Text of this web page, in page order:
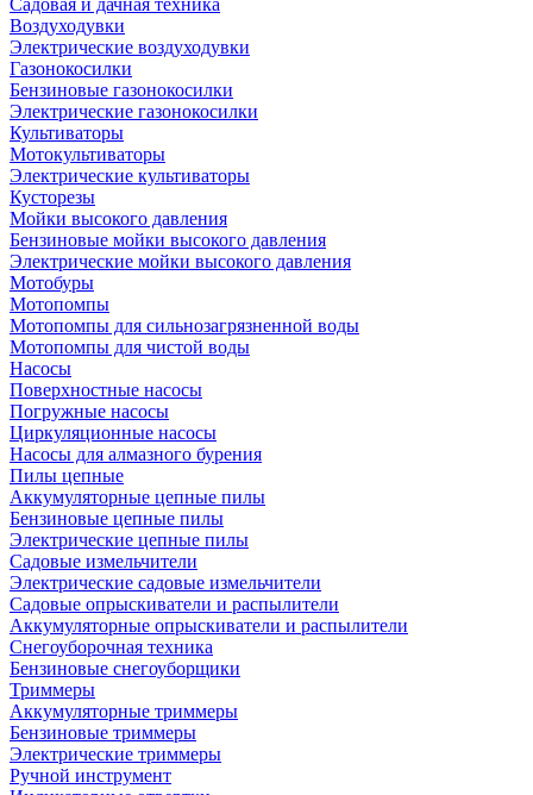
Садовая и дачная техника
Воздуходувки
Электрические воздуходувки
Газонокосилки
Бензиновые газонокосилки
Электрические газонокосилки
Культиваторы
Мотокультиваторы
Электрические культиваторы
Кусторезы
Мойки высокого давления
Бензиновые мойки высокого давления
Электрические мойки высокого давления
Мотобуры
Мотопомпы
Мотопомпы для сильнозагрязненной воды
Мотопомпы для чистой воды
Насосы
Поверхностные насосы
Погружные насосы
Циркуляционные насосы
Насосы для алмазного бурения
Пилы цепные
Аккумуляторные цепные пилы
Бензиновые цепные пилы
Электрические цепные пилы
Садовые измельчители
Электрические садовые измельчители
Садовые опрыскиватели и распылители
Аккумуляторные опрыскиватели и распылители
Снегоуборочная техника
Бензиновые снегоуборщики
Триммеры
Аккумуляторные триммеры
Бензиновые триммеры
Электрические триммеры
Ручной инструмент